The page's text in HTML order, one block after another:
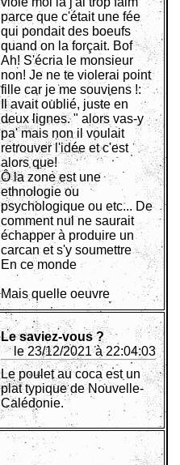
parce que c'était une fée
qui pondait des boeufs
quand on la forçait. Bof
Ah! S'écria le monsieur
non! Je ne te violerai point
fille car je me souviens !:
Il avait oublié, juste en
deux lignes. " alors vas-y
pa' mais non il voulait
retrouver l'idée et c'est
alors que!
Ô la zone est une
ethnologie ou
psychologique ou etc... De
comment nul ne saurait
échapper à produire un
carcan et s'y soumettre
En ce monde
Mais quelle oeuvre
Le saviez-vous ?
le 23/12/2021 à 22:04:03
Le poulet au coca est un
plat typique de Nouvelle-
Calédonie.